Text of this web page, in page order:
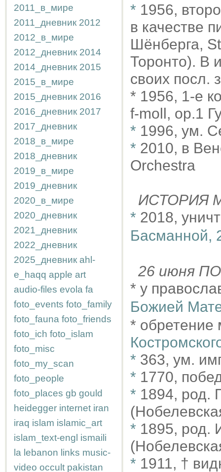
2011_в_мире
2011_дневник 2012
2012_в_мире
2012_дневник 2014
2014_дневник 2015
2015_в_мире
2015_дневник 2016
2016_дневник 2017
2017_дневник
2018_в_мире
2018_дневник
2019_в_мире
2019_дневник
2020_в_мире
2020_дневник
2021_дневник
2022_дневник
2025_дневник ahl-
e_haqq apple art
audio-files evola fa
foto_events foto_family
foto_fauna foto_friends
foto_ich foto_islam
foto_misc
foto_my_scan
foto_people
foto_places gb gould
heidegger internet iran
iraq islam islamic_art
islam_text-engl ismaili
la lebanon links music-
video occult pakistan
* 1956,
в качестве
Шёнберга,
Торонто). В
своих посл.
* 1956, 1-е
f-moll, op.1
* 1996, ум.
* 2010, в
Orchestra
ИСТОРИЯ
* 2018,
Басманной,
26 июня
* у
Божией
*
* 363, ум.
* 1770,
* 1894, род.
* 1895, род.
* 1911, †